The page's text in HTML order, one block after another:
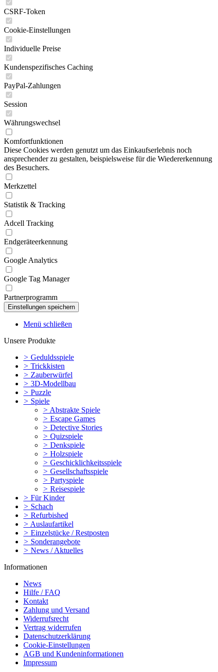
CSRF-Token
Cookie-Einstellungen
Individuelle Preise
Kundenspezifisches Caching
PayPal-Zahlungen
Session
Währungswechsel
Komfortfunktionen
Diese Cookies werden genutzt um das Einkaufserlebnis noch
ansprechender zu gestalten, beispielsweise für die Wiedererkennung
des Besuchers.
Merkzettel
Statistik & Tracking
Adcell Tracking
Endgeräteerkennung
Google Analytics
Google Tag Manager
Partnerprogramm
Menü schließen
Unsere Produkte
> Geduldsspiele
> Trickkisten
> Zauberwürfel
> 3D-Modellbau
> Puzzle
> Spiele
> Abstrakte Spiele
> Escape Games
> Detective Stories
> Quizspiele
> Denkspiele
> Holzspiele
> Geschicklichkeitsspiele
> Gesellschaftsspiele
> Partyspiele
> Reisespiele
> Für Kinder
> Schach
> Refurbished
> Auslaufartikel
> Einzelstücke / Restposten
> Sonderangebote
> News / Aktuelles
Informationen
News
Hilfe / FAQ
Kontakt
Zahlung und Versand
Widerrufsrecht
Vertrag widerrufen
Datenschutzerklärung
Cookie-Einstellungen
AGB und Kundeninformationen
Impressum